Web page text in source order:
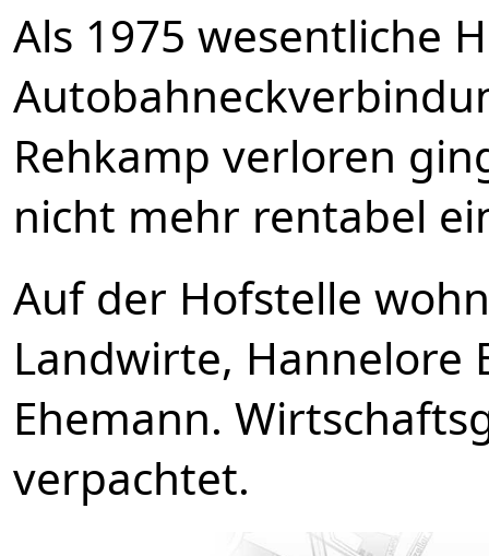
Als 1975 wesentliche
Rehkamp verloren
nicht mehr rentabel
Auf der Hofstelle
Landwirte, Hannelore
Ehemann.
verpachtet.